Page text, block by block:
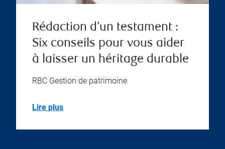
Rédaction d’un testament :
Six conseils pour vous aider
à laisser un héritage durable
RBC Gestion de patrimoine
Lire plus